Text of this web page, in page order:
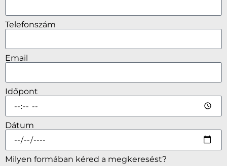
Telefonszám
Email
Időpont
Dátum
Milyen formában kéred a megkeresést?